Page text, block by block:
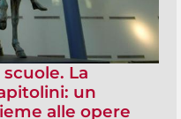
La
un
alle opere